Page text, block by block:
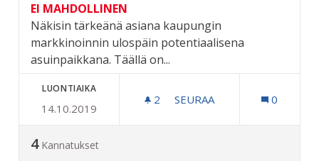
EI MAHDOLLINEN
Näkisin tärkeänä asiana kaupungin
markkinoinnin ulospäin potentiaalisena
asuinpaikkana. Täällä on...
LUONTIAIKA
14.10.2019
2 2 SEURAAJAA
SEURAA 0
4 Kannatukset